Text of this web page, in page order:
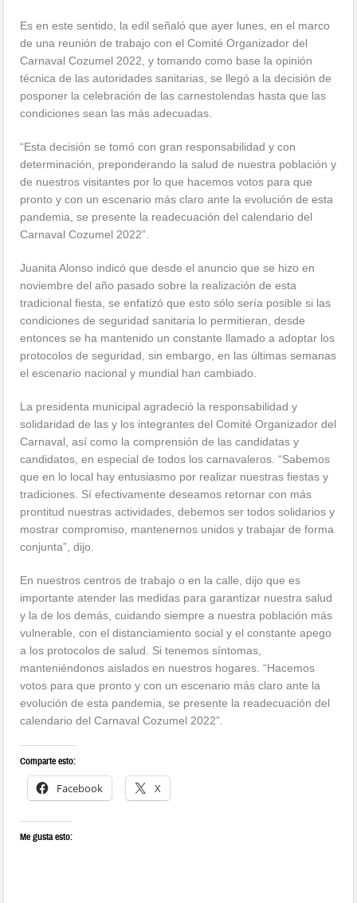
Es en este sentido, la edil señaló que ayer lunes, en el marco
de una reunión de trabajo con el Comité Organizador del
Carnaval Cozumel 2022, y tomando como base la opinión
técnica de las autoridades sanitarias, se llegó a la decisión de
posponer la celebración de las carnestolendas hasta que las
condiciones sean las más adecuadas.
“Esta decisión se tomó con gran responsabilidad y con
determinación, preponderando la salud de nuestra población y
de nuestros visitantes por lo que hacemos votos para que
pronto y con un escenario más claro ante la evolución de esta
pandemia, se presente la readecuación del calendario del
Carnaval Cozumel 2022”.
Juanita Alonso indicó que desde el anuncio que se hizo en
noviembre del año pasado sobre la realización de esta
tradicional fiesta, se enfatizó que esto sólo sería posible si las
condiciones de seguridad sanitaria lo permitieran, desde
entonces se ha mantenido un constante llamado a adoptar los
protocolos de seguridad, sin embargo, en las últimas semanas
el escenario nacional y mundial han cambiado.
La presidenta municipal agradeció la responsabilidad y
solidaridad de las y los integrantes del Comité Organizador del
Carnaval, así como la comprensión de las candidatas y
candidatos, en especial de todos los carnavaleros. “Sabemos
que en lo local hay entusiasmo por realizar nuestras fiestas y
tradiciones. Sí efectivamente deseamos retornar con más
prontitud nuestras actividades, debemos ser todos solidarios y
mostrar compromiso, mantenernos unidos y trabajar de forma
conjunta”, dijo.
En nuestros centros de trabajo o en la calle, dijo que es
importante atender las medidas para garantizar nuestra salud
y la de los demás, cuidando siempre a nuestra población más
vulnerable, con el distanciamiento social y el constante apego
a los protocolos de salud. Si tenemos síntomas,
manteniéndonos aislados en nuestros hogares. “Hacemos
votos para que pronto y con un escenario más claro ante la
evolución de esta pandemia, se presente la readecuación del
calendario del Carnaval Cozumel 2022”.
Comparte esto:
Facebook X
Me gusta esto: